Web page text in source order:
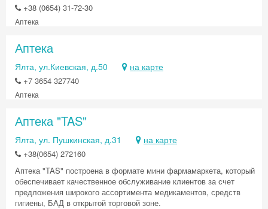
+38 (0654) 31-72-30
Аптека
Аптека
Ялта, ул.Киевская, д.50 на карте
+7 3654 327740
Аптека
Аптека "TAS"
Ялта, ул. Пушкинская, д.31 на карте
+38(0654) 272160
Аптека "TAS" построена в формате мини фармамаркета, который
обеспечивает качественное обслуживание клиентов за счет
предложения широкого ассортимента медикаментов, средств
гигиены, БАД в открытой торговой зоне.